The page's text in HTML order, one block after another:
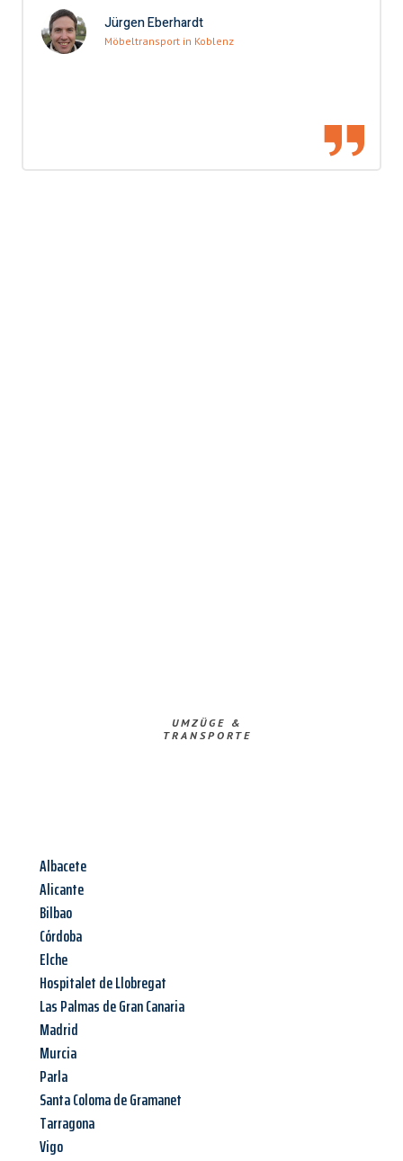
Jürgen Eberhardt
Möbeltransport in Koblenz
UMZÜGE &
TRANSPORTE
Albacete
Alicante
Bilbao
Córdoba
Elche
Hospitalet de Llobregat
Las Palmas de Gran Canaria
Madrid
Murcia
Parla
Santa Coloma de Gramanet
Tarragona
Vigo